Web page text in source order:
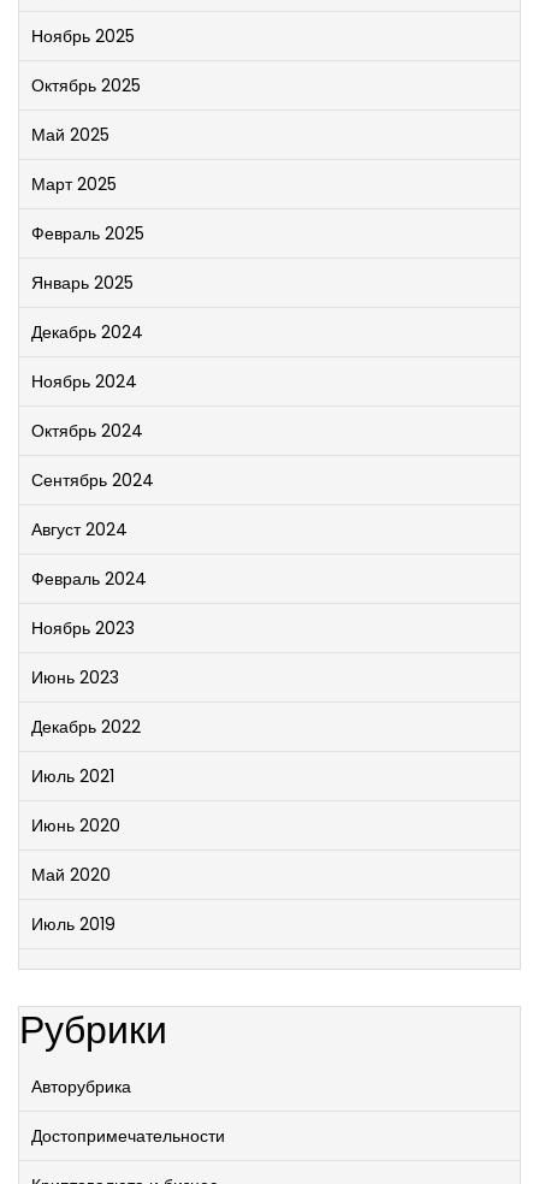
Ноябрь 2025
Октябрь 2025
Май 2025
Март 2025
Февраль 2025
Январь 2025
Декабрь 2024
Ноябрь 2024
Октябрь 2024
Сентябрь 2024
Август 2024
Февраль 2024
Ноябрь 2023
Июнь 2023
Декабрь 2022
Июль 2021
Июнь 2020
Май 2020
Июль 2019
Рубрики
Авторубрика
Достопримечательности